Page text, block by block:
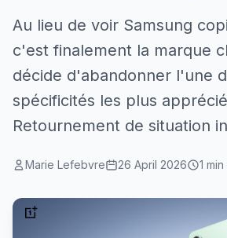
Au lieu de voir Samsung
c'est finalement la marque
décide d'abandonner l'une
spécificités les plus
Retournement de situation
Marie Lefebvre 26 April 2026 1